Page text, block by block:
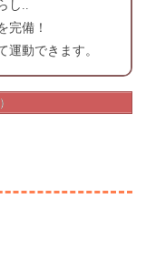
し..
完備！
運動できます。